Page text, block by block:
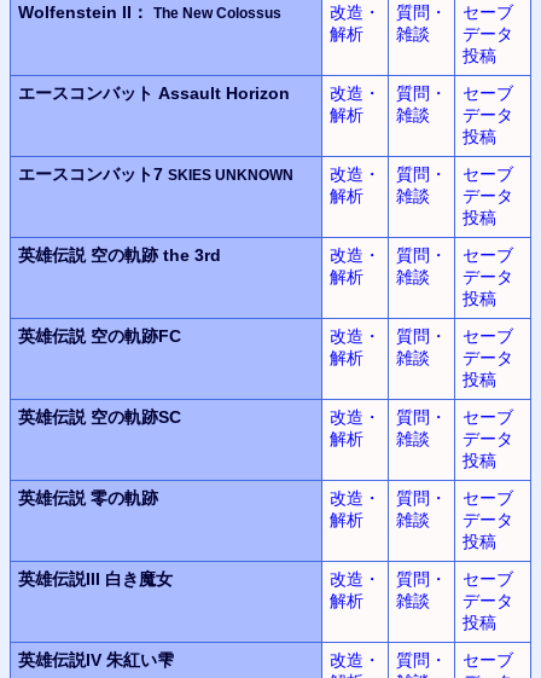
Wolfenstein II：
The New Colossus
改造・
解析
質問・
雑談
セーブ
データ
投稿
エースコンバット Assault Horizon
改造・
解析
質問・
雑談
セーブ
データ
投稿
エースコンバット7 SKIES UNKNOWN
改造・
解析
質問・
雑談
セーブ
データ
投稿
英雄伝説 空の軌跡 the 3rd
改造・
解析
質問・
雑談
セーブ
データ
投稿
英雄伝説 空の軌跡FC
改造・
解析
質問・
雑談
セーブ
データ
投稿
英雄伝説 空の軌跡SC
改造・
解析
質問・
雑談
セーブ
データ
投稿
英雄伝説 零の軌跡
改造・
解析
質問・
雑談
セーブ
データ
投稿
英雄伝説III 白き魔女
改造・
解析
質問・
雑談
セーブ
データ
投稿
英雄伝説IV 朱紅い雫
改造・
質問・
セーブ